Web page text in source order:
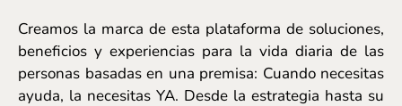
Creamos la marca de esta plataforma de soluciones,
beneficios y experiencias para la vida diaria de las
personas basadas en una premisa: Cuando necesitas
ayuda, la necesitas YA. Desde la estrategia hasta su